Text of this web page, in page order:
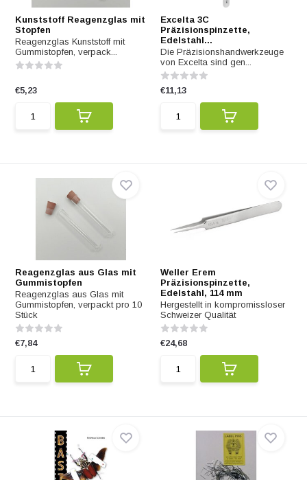
Kunststoff Reagenzglas mit
Stopfen
Reagenzglas Kunststoff mit
Gummistopfen, verpack...
€5,23
Excelta 3C
Präzisionspinzette,
Edelstahl...
Die Präzisionshandwerkzeuge
von Excelta sind gen...
€11,13
Reagenzglas aus Glas mit
Gummistopfen
Reagenzglas aus Glas mit
Gummistopfen, verpackt pro 10
Stück
€7,84
Weller Erem
Präzisionspinzette,
Edelstahl, 114 mm
Hergestellt in kompromissloser
Schweizer Qualität
€24,68